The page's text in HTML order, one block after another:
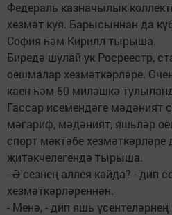
Федераль казначылык
хезмәт куя. Барысыннан да
София һәм Кирилл тырыша.
Биредә шулай ук Росреестр,
оешмалар хезмәткәрләре.
каен һәм 50 миләшкә
Гассар исемендәге мәдәният
мәгариф, мәдәният, яшьләр
спорт мәктәбе хезмәткәрләре
җитәкчелегендә тырыша.
- Ә сезнең аллея кайда? - дип
хезмәткәрләреннән.
- Менә, - дип яшь